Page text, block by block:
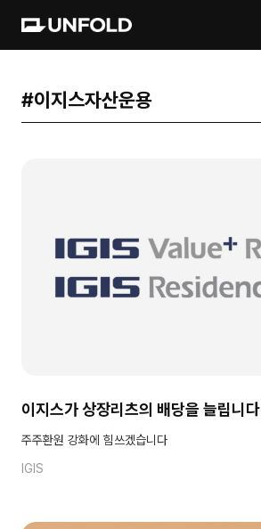
IGIS
공간
이지스가 상장리츠의 배당을 늘립니다
주주환원 강화에 힘쓰겠습니다
IGIS